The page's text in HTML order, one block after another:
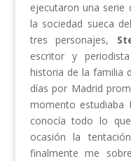
ejecutaron una serie
la sociedad sueca
tres personajes,
escritor y periodista
historia de la familia
días por Madrid
momento estudiaba
conocía todo lo
ocasión la
finalmente me